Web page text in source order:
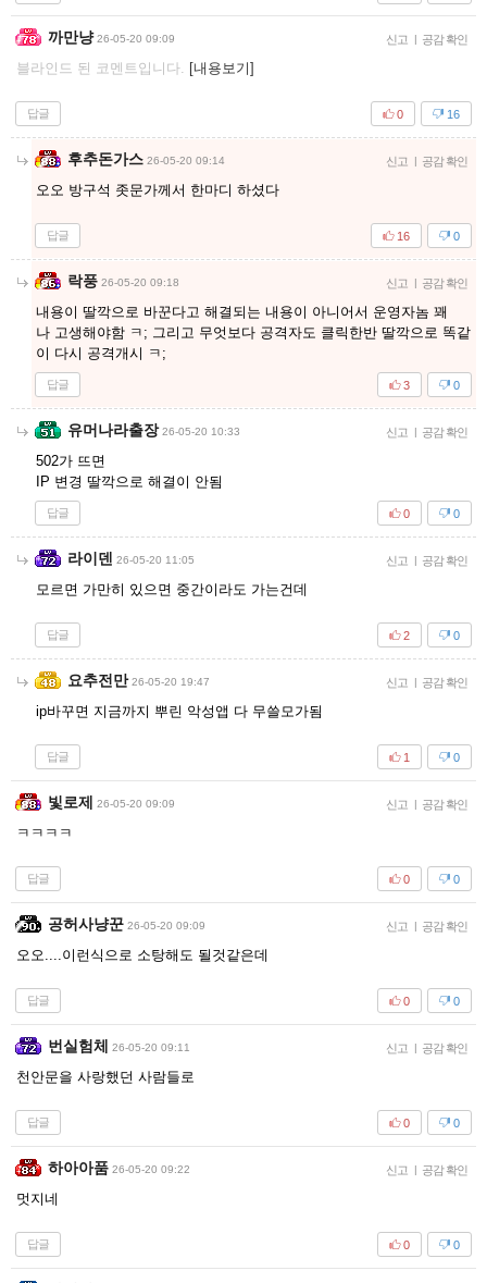
까만냥 26-05-20 09:09 신고 | 공감 확인
블라인드 된 코멘트입니다. [내용보기]
답글 16
0
후추돈가스 26-05-20 09:14 신고 | 공감 확인
오오 방구석 좃문가께서 한마디 하셨다
답글 0
16
락풍 26-05-20 09:18 신고 | 공감 확인
내용이 딸깍으로 바꾼다고 해결되는 내용이 아니어서 운영자놈 꽤
나 고생해야함 ㅋ; 그리고 무엇보다 공격자도 클릭한반 딸깍으로 똑같
이 다시 공격개시 ㅋ;
답글 0
3
유머나라출장 26-05-20 10:33 신고 | 공감 확인
502가 뜨면
IP 변경 딸깍으로 해결이 안됨
답글 0
0
라이덴 26-05-20 11:05 신고 | 공감 확인
모르면 가만히 있으면 중간이라도 가는건데
답글 0
2
요추전만 26-05-20 19:47 신고 | 공감 확인
ip바꾸면 지금까지 뿌린 악성앱 다 무쓸모가됨
답글 0
1
빛로제 26-05-20 09:09 신고 | 공감 확인
ㅋㅋㅋㅋ
답글 0
0
공허사냥꾼 26-05-20 09:09 신고 | 공감 확인
오오....이런식으로 소탕해도 될것같은데
답글 0
0
번실험체 26-05-20 09:11 신고 | 공감 확인
천안문을 사랑했던 사람들로
답글 0
0
하아아품 26-05-20 09:22 신고 | 공감 확인
멋지네
답글 0
0